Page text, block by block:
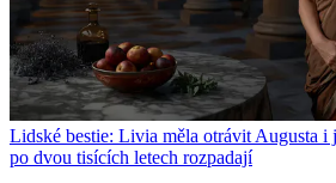
Lidské bestie: Livia měla otrávit Augusta i
po dvou tisících letech rozpadají